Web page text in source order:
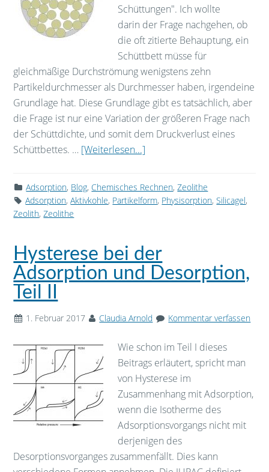
Schüttungen". Ich wollte
darin der Frage nachgehen, ob
die oft zitierte Behauptung, ein
Schüttbett müsse für
gleichmäßige Durchströmung wenigstens zehn
Partikeldurchmesser als Durchmesser haben, irgendeine
Grundlage hat. Diese Grundlage gibt es tatsächlich, aber
die Frage ist nur eine Variation der größeren Frage nach
der Schüttdichte, und somit dem Druckverlust eines
Schüttbettes. … [Weiterlesen...]
Adsorption, Blog, Chemisches Rechnen,Zeolithe
Adsorption,Aktivkohle, Partikelform, Physisorption,Silicagel,
Zeolith,Zeolithe
Hysterese bei der
Adsorption und Desorption,
Teil II
1. Februar 2017 Claudia Arnold Kommentar verfassen
Wie schon im Teil I dieses
Beitrags erläutert, spricht man
von Hysterese im
Zusammenhang mit Adsorption,
wenn die Isotherme des
Adsorptionsvorgangs nicht mit
derjenigen des
Desorptionsvorganges zusammenfällt. Dies kann